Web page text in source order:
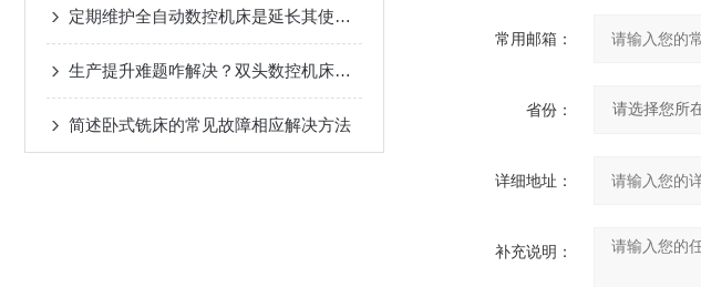
定期维护全自动数控机床是延长其使用寿命的关键
生产提升难题咋解决？双头数控机床来助力！
简述卧式铣床的常见故障相应解决方法
常用邮箱：
省份：
详细地址：
补充说明：